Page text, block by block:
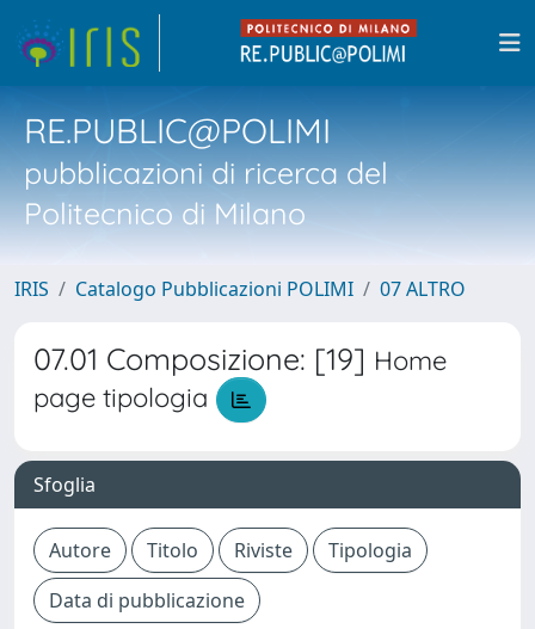
RE.PUBLIC@POLIMI
pubblicazioni di ricerca del
Politecnico di Milano
IRIS Catalogo Pubblicazioni POLIMI 07 ALTRO
07.01 Composizione: [19] Home
page tipologia
Sfoglia